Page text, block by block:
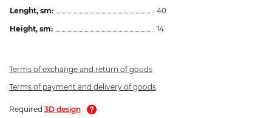
Lenght, sm:
40
Height, sm:
14
Terms of exchange and return of goods
Terms of payment and delivery of goods
Required 3D design